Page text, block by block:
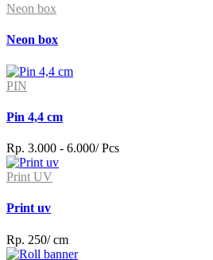
Neon box
Neon box
PIN
Pin 4,4 cm
Rp. 3.000 - 6.000/ Pcs
Print UV
Print uv
Rp. 250/ cm